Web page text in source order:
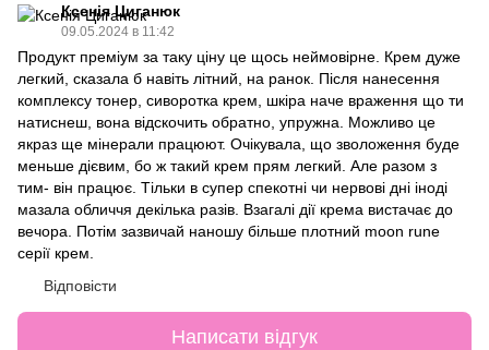
Ксенія Циганюк
09.05.2024 в 11:42
Продукт преміум за таку ціну це щось неймовірне. Крем дуже
легкий, сказала б навіть літний, на ранок. Після нанесення
комплексу тонер, сиворотка крем, шкіра наче враження що ти
натиснеш, вона відскочить обратно, упружна. Можливо це
якраз ще мінерали працюют. Очікувала, що зволоження буде
меньше дієвим, бо ж такий крем прям легкий. Але разом з
тим- він працює. Тільки в супер спекотні чи нервові дні іноді
мазала обличчя декілька разів. Взагалі дії крема вистачає до
вечора. Потім зазвичай наношу більше плотний moon rune
серії крем.
Відповісти
Написати відгук